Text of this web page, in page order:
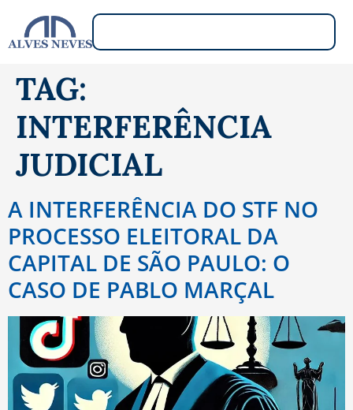
TAG:
INTERFERÊNCIA
JUDICIAL
A INTERFERÊNCIA DO STF NO
PROCESSO ELEITORAL DA
CAPITAL DE SÃO PAULO: O
CASO DE PABLO MARÇAL